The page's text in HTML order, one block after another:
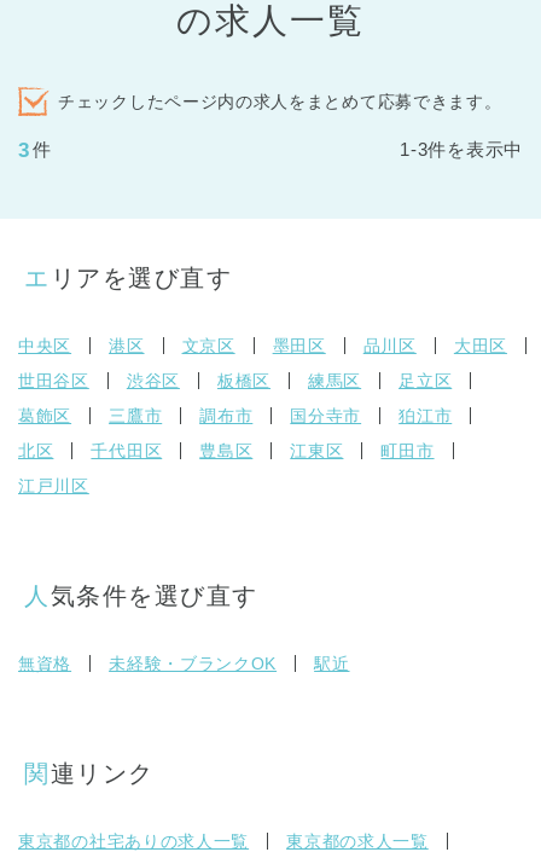
の求人一覧
チェックしたページ内の求人をまとめて応募できます。
3件 1-3件を表示中
エリアを選び直す
中央区 港区 文京区 墨田区 品川区
大田区
世田谷区
渋谷区 板橋区 練馬区
足立区
葛飾区
三鷹市 調布市 国分寺市
狛江市
北区
千代田区 豊島区 江東区
町田市
江戸川区
人気条件を選び直す
無資格 未経験・ブランクOK 駅近
関連リンク
東京都の社宅ありの求人一覧
東京都の求人一覧